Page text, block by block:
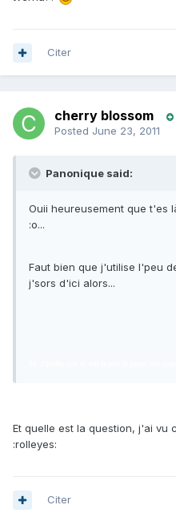
Citer
cherry blossom
Posted June 23, 2011
Panonique said:
Ouii heureusement que t'es
:o...
Faut bien que j'utilise l'peu
j'sors d'ici alors...
Et quelle est la question, j'ai vu
:rolleyes:
Citer